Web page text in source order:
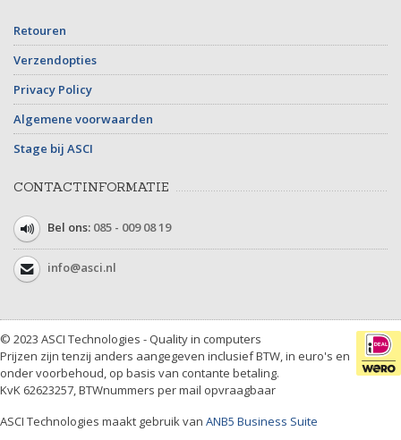
Retouren
Verzendopties
Privacy Policy
Algemene voorwaarden
Stage bij ASCI
CONTACTINFORMATIE
Bel ons: 085 - 009 08 19
info@asci.nl
© 2023 ASCI Technologies - Quality in computers
Prijzen zijn tenzij anders aangegeven inclusief BTW, in euro's en
onder voorbehoud, op basis van contante betaling.
KvK 62623257, BTWnummers per mail opvraagbaar
ASCI Technologies maakt gebruik van ANB5 Business Suite